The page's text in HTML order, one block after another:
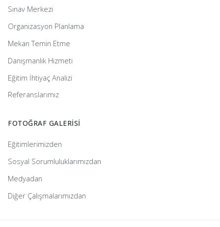
Sınav Merkezi
Organizasyon Planlama
Mekan Temin Etme
Danışmanlık Hizmeti
Eğitim İhtiyaç Analizi
Referanslarımız
FOTOĞRAF GALERİSİ
Eğitimlerimizden
Sosyal Sorumluluklarımızdan
Medyadan
Diğer Çalışmalarımızdan